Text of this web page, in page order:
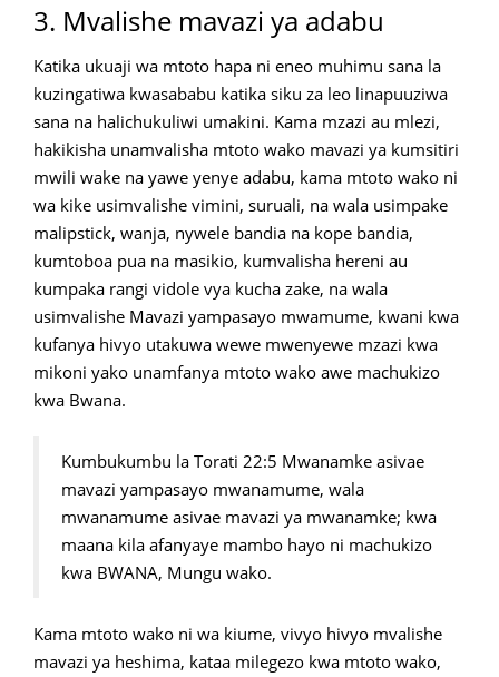
3. Mvalishe mavazi ya adabu
Katika ukuaji wa mtoto hapa ni eneo muhimu sana la
kuzingatiwa kwasababu katika siku za leo linapuuziwa
sana na halichukuliwi umakini. Kama mzazi au mlezi,
hakikisha unamvalisha mtoto wako mavazi ya kumsitiri
mwili wake na yawe yenye adabu, kama mtoto wako ni
wa kike usimvalishe vimini, suruali, na wala usimpake
malipstick, wanja, nywele bandia na kope bandia,
kumtoboa pua na masikio, kumvalisha hereni au
kumpaka rangi vidole vya kucha zake, na wala
usimvalishe Mavazi yampasayo mwamume, kwani kwa
kufanya hivyo utakuwa wewe mwenyewe mzazi kwa
mikoni yako unamfanya mtoto wako awe machukizo
kwa Bwana.
Kumbukumbu la Torati 22:5 Mwanamke asivae
mavazi yampasayo mwanamume, wala
mwanamume asivae mavazi ya mwanamke; kwa
maana kila afanyaye mambo hayo ni machukizo
kwa BWANA, Mungu wako.
Kama mtoto wako ni wa kiume, vivyo hivyo mvalishe
mavazi ya heshima, kataa milegezo kwa mtoto wako,